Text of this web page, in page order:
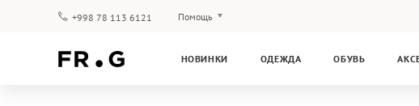
+998 78 113 6121 Помощь
НОВИНКИ ОДЕЖДА ОБУВЬ